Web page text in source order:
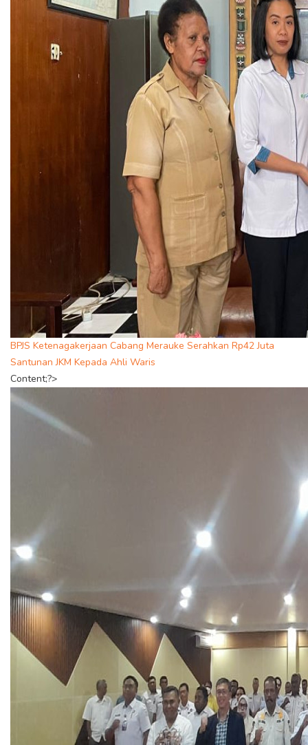
BPJS Ketenagakerjaan Cabang Merauke Serahkan Rp42 Juta
Santunan JKM Kepada Ahli Waris
Content;?>